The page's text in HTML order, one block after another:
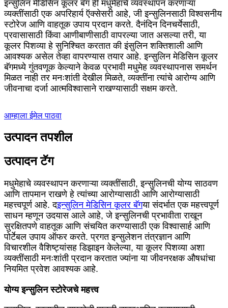
इन्सुलिन मेडिसिन कूलर बॅग ही मधुमेहाचे व्यवस्थापन करणाऱ्या
व्यक्तींसाठी एक अपरिहार्य ऍक्सेसरी आहे, जी इन्सुलिनसाठी विश्वसनीय
स्टोरेज आणि वाहतूक उपाय प्रदान करते. दैनंदिन दिनचर्येसाठी,
प्रवासासाठी किंवा आणीबाणीसाठी वापरल्या जात असल्या तरी, या
कूलर पिशव्या हे सुनिश्चित करतात की इंसुलिन शक्तिशाली आणि
आवश्यक असेल तेव्हा वापरण्यास तयार आहे. इन्सुलिन मेडिसिन कूलर
बॅगमध्ये गुंतवणूक केल्याने केवळ प्रभावी मधुमेह व्यवस्थापनास समर्थन
मिळत नाही तर मनःशांती देखील मिळते, व्यक्तींना त्यांचे आरोग्य आणि
जीवनाचा दर्जा आत्मविश्वासाने राखण्यासाठी सक्षम करते.
आम्हाला ईमेल पाठवा
उत्पादन तपशील
उत्पादन टॅग
मधुमेहाचे व्यवस्थापन करणाऱ्या व्यक्तींसाठी, इन्सुलिनची योग्य साठवण
आणि तापमान राखणे हे त्यांच्या आरोग्यासाठी आणि आरोग्यासाठी
महत्त्वपूर्ण आहे. दइन्सुलिन मेडिसिन कूलर बॅगया संदर्भात एक महत्त्वपूर्ण
साधन म्हणून उदयास आले आहे, जे इन्सुलिनची प्रभावीता राखून
सुरक्षितपणे वाहतूक आणि संचयित करण्यासाठी एक विश्वासार्ह आणि
पोर्टेबल उपाय ऑफर करते. प्रगत इन्सुलेशन तंत्रज्ञान आणि
विचारशील वैशिष्ट्यांसह डिझाइन केलेल्या, या कूलर पिशव्या अशा
व्यक्तींसाठी मनःशांती प्रदान करतात ज्यांना या जीवनरक्षक औषधांचा
नियमित प्रवेश आवश्यक आहे.
योग्य इन्सुलिन स्टोरेजचे महत्त्व